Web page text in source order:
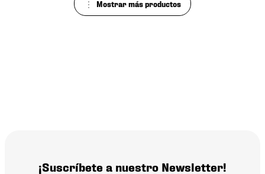
¡Suscríbete a nuestro Newsletter!